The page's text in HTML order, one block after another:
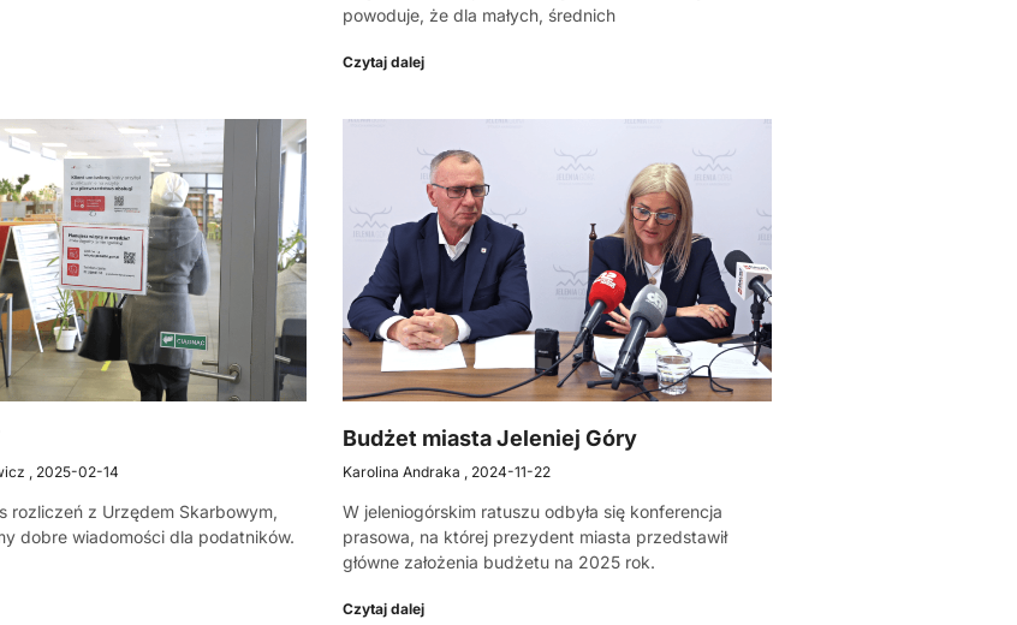
powoduje, że dla małych, średnich
Czytaj dalej
2025-02-14
rozliczeń z Urzędem Skarbowym,
dobre wiadomości dla podatników.
Budżet miasta Jeleniej Góry
Karolina Andraka 2024-11-22
W jeleniogórskim ratuszu odbyła się konferencja
prasowa, na której prezydent miasta przedstawił
główne założenia budżetu na 2025 rok.
Czytaj dalej